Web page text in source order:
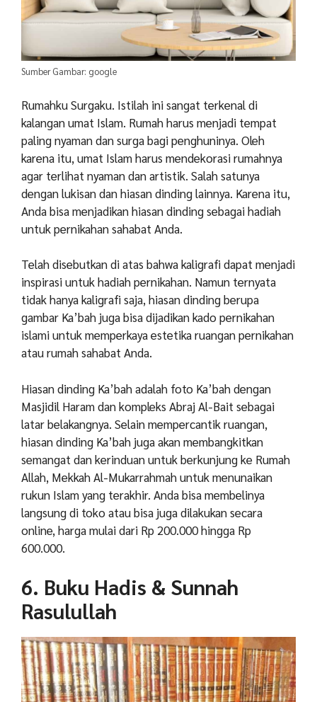
Sumber Gambar: google
Rumahku Surgaku. Istilah ini sangat terkenal di
kalangan umat Islam. Rumah harus menjadi tempat
paling nyaman dan surga bagi penghuninya. Oleh
karena itu, umat Islam harus mendekorasi rumahnya
agar terlihat nyaman dan artistik. Salah satunya
dengan lukisan dan hiasan dinding lainnya. Karena itu,
Anda bisa menjadikan hiasan dinding sebagai hadiah
untuk pernikahan sahabat Anda.
Telah disebutkan di atas bahwa kaligrafi dapat menjadi
inspirasi untuk hadiah pernikahan. Namun ternyata
tidak hanya kaligrafi saja, hiasan dinding berupa
gambar Ka’bah juga bisa dijadikan kado pernikahan
islami untuk memperkaya estetika ruangan pernikahan
atau rumah sahabat Anda.
Hiasan dinding Ka’bah adalah foto Ka’bah dengan
Masjidil Haram dan kompleks Abraj Al-Bait sebagai
latar belakangnya. Selain mempercantik ruangan,
hiasan dinding Ka’bah juga akan membangkitkan
semangat dan kerinduan untuk berkunjung ke Rumah
Allah, Mekkah Al-Mukarrahmah untuk menunaikan
rukun Islam yang terakhir. Anda bisa membelinya
langsung di toko atau bisa juga dilakukan secara
online, harga mulai dari Rp 200.000 hingga Rp
600.000.
6. Buku Hadis & Sunnah
Rasulullah